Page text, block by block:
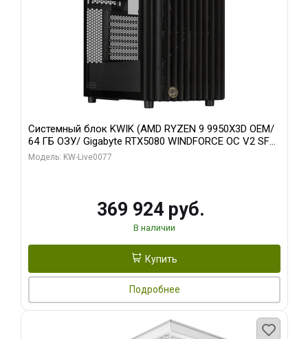
Системный блок KWIK (AMD RYZEN 9 9950X3D OEM/
64 ГБ ОЗУ/ Gigabyte RTX5080 WINDFORCE OC V2 SFF
16GB GDDR7 256b/ 960 ГБ SSD)
Модель: KW-Live0077
369 924 руб.
В наличии
Купить
Подробнее